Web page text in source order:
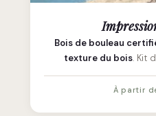
Bois de bouleau
texture du bois. Kit
À partir